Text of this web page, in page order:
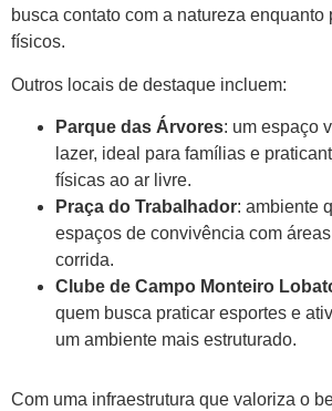
busca contato com a natureza enquanto
físicos.
Outros locais de destaque incluem:
Parque das Árvores: um espaço
lazer, ideal para famílias e
físicas ao ar livre.
Praça do Trabalhador: ambiente
espaços de convivência com
corrida.
Clube de Campo Monteiro
quem busca praticar esportes e
um ambiente mais estruturado.
Com uma infraestrutura que valoriza o